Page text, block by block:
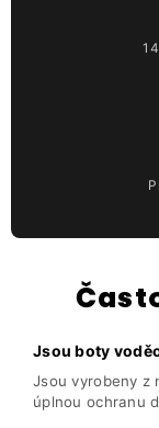
Jsou boty
Jsou vyrobeny z
úplnou ochranu